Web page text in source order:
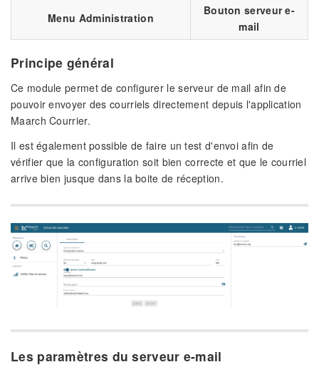
Menu Administration
Bouton serveur e-
mail
Principe général
Ce module permet de configurer le serveur de mail afin de
pouvoir envoyer des courriels directement depuis l'application
Maarch Courrier.
Il est également possible de faire un test d'envoi afin de
vérifier que la configuration soit bien correcte et que le courriel
arrive bien jusque dans la boite de réception.
Les paramètres du serveur e-mail